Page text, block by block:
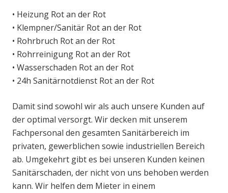
• Heizung Rot an der Rot
• Klempner/Sanitär Rot an der Rot
• Rohrbruch Rot an der Rot
• Rohrreinigung Rot an der Rot
• Wasserschaden Rot an der Rot
• 24h Sanitärnotdienst Rot an der Rot
Damit sind sowohl wir als auch unsere Kunden auf
der optimal versorgt. Wir decken mit unserem
Fachpersonal den gesamten Sanitärbereich im
privaten, gewerblichen sowie industriellen Bereich
ab. Umgekehrt gibt es bei unseren Kunden keinen
Sanitärschaden, der nicht von uns behoben werden
kann. Wir helfen dem Mieter in einem